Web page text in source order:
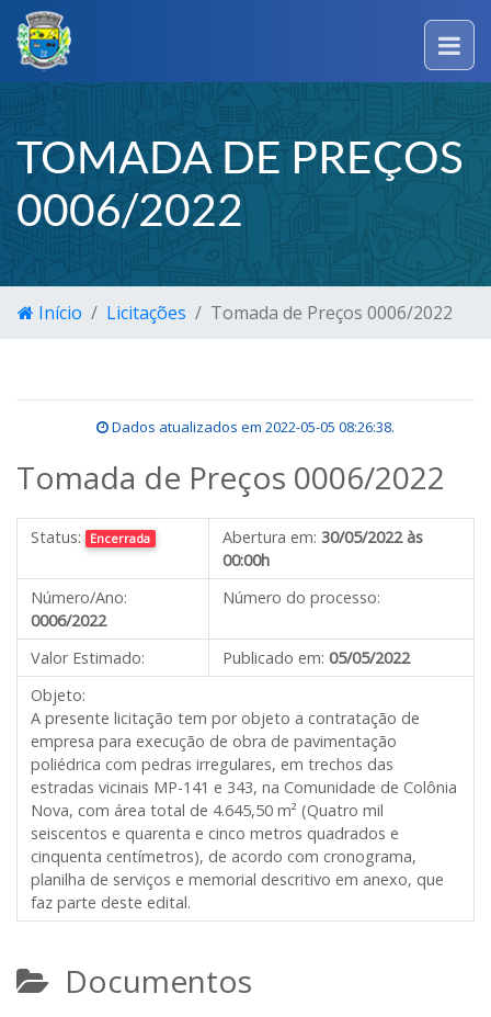
TOMADA DE PREÇOS
0006/2022
Início Licitações Tomada de Preços 0006/2022
Dados atualizados em 2022-05-05 08:26:38.
Tomada de Preços 0006/2022
Status: Encerrada Abertura em: 30/05/2022 às
00:00h
Número/Ano:
0006/2022
Número do processo:
Valor Estimado: Publicado em: 05/05/2022
Objeto:
A presente licitação tem por objeto a contratação de
empresa para execução de obra de pavimentação
poliédrica com pedras irregulares, em trechos das
estradas vicinais MP-141 e 343, na Comunidade de Colônia
Nova, com área total de 4.645,50 m² (Quatro mil
seiscentos e quarenta e cinco metros quadrados e
cinquenta centímetros), de acordo com cronograma,
planilha de serviços e memorial descritivo em anexo, que
faz parte deste edital.
Documentos